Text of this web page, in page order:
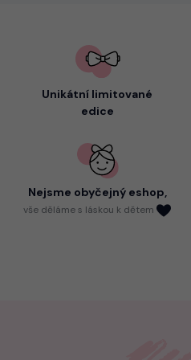
Unikátní limitované
edice
Nejsme obyčejný eshop,
vše děláme s láskou k dětem